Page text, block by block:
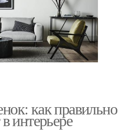
как правильно
интерьере